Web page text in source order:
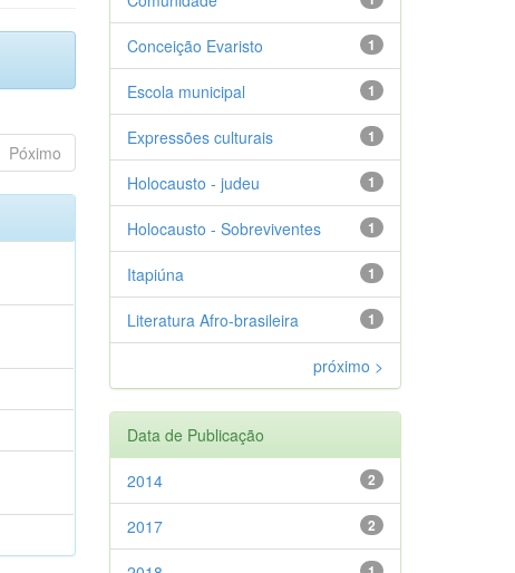
Póximo
1
Conceição Evaristo
1
Escola municipal
1
Expressões culturais
1
Holocausto - judeu
1
Holocausto - Sobreviventes
1
Itapiúna
1
Literatura Afro-brasileira
próximo >
Data de Publicação
2
2014
2
2017